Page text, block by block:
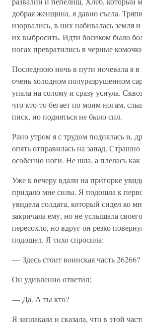
добрая женщина, я давно съела.
изорвались, в них набивалась земля
их выбросить. Идти босиком было
ногах превратились в черные
Последнюю ночь в пути ночевала я в
очень холодном полуразрушенном
упала на солому и сразу уснула.
что кто-то бегает по моим ногам,
писк, но подняться не было сил.
Рано утром я с трудом поднялась и,
опять отправилась на запад. Страшно
особенно ноги. Не шла, а плелась как
Уже к вечеру вдали на пригорке
придало мне силы. Я подошла к
увидела солдата, который сидел ко
закричала ему, но не услышала
пересохло, но вдруг он резко
подошел. Я тихо спросила:
— Здесь стоит воинская часть 26266?
Он удивленно ответил:
— Да. А ты кто?
Я заплакала и сказала, что в этой